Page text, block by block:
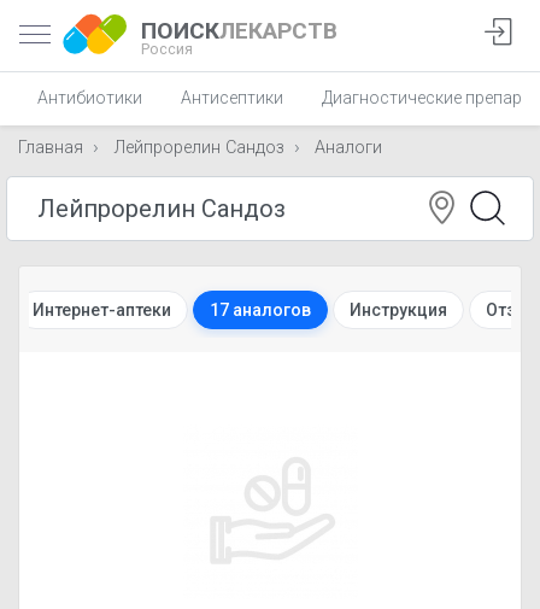
ПОИСКЛЕКАРСТВ
Россия
Антибиотики Антисептики Диагностические
Главная Лейпрорелин Сандоз Аналоги
Интернет-аптеки 17 аналогов Инструкция